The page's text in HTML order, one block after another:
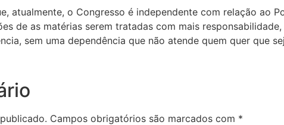
atualmente, o Congresso é independente com relação ao
de as matérias serem tratadas com mais
sem uma dependência que não atende quem quer que
Campos obrigatórios são marcados com *